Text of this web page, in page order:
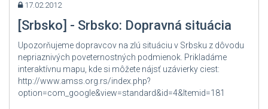
17.02.2012
[Srbsko] - Srbsko: Dopravná situácia
Upozorňujeme dopravcov na zlú situáciu v Srbsku z dôvodu
nepriaznivých poveternostných podmienok. Prikladáme
interaktívnu mapu, kde si môžete nájsť uzávierky ciest:
http://www.amss.org.rs/index.php?
option=com_google&view=standard&id=4&Itemid=181